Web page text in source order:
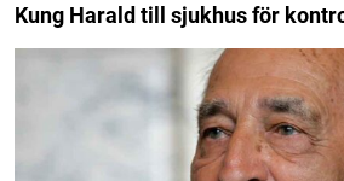
Kung Harald till sjukhus för